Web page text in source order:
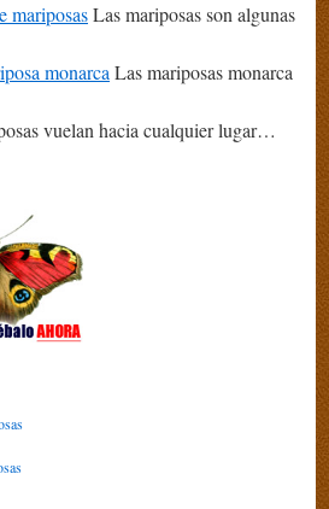
mariposasLas mariposas son algunas
monarcaLas mariposas monarca
vuelan hacia cualquier lugar…